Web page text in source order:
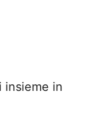
in